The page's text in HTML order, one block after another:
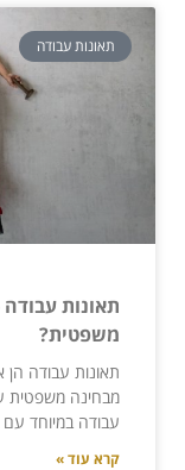
תאונות עבודה
תאונות
משפטית?
תאונות עבודה
מבחינה משפטית
עבודה במיוחד
קרא עוד »